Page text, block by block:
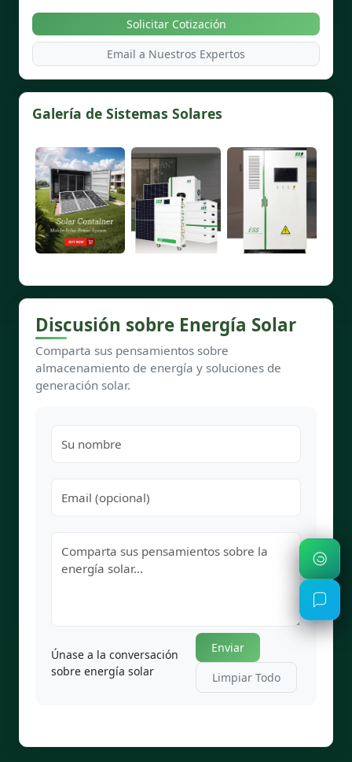
Solicitar Cotización
Email a Nuestros Expertos
Galería de Sistemas Solares
Discusión sobre Energía Solar
Comparta sus pensamientos sobre
almacenamiento de energía y soluciones de
generación solar.
Únase a la conversación
sobre energía solar
Enviar
Limpiar Todo